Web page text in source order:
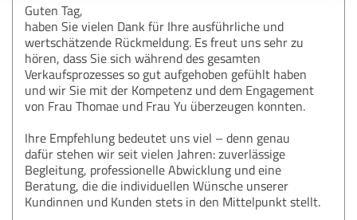
Guten Tag,
haben Sie vielen Dank für Ihre ausführliche und
wertschätzende Rückmeldung. Es freut uns sehr zu
hören, dass Sie sich während des gesamten
Verkaufsprozesses so gut aufgehoben gefühlt haben
und wir Sie mit der Kompetenz und dem Engagement
von Frau Thomae und Frau Yu überzeugen konnten.
Ihre Empfehlung bedeutet uns viel – denn genau
dafür stehen wir seit vielen Jahren: zuverlässige
Begleitung, professionelle Abwicklung und eine
Beratung, die die individuellen Wünsche unserer
Kundinnen und Kunden stets in den Mittelpunkt stellt.